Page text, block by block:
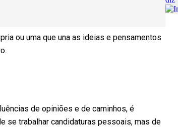
ou uma que una as ideias e pensamentos
de opiniões e de caminhos, é
se trabalhar candidaturas pessoais, mas de